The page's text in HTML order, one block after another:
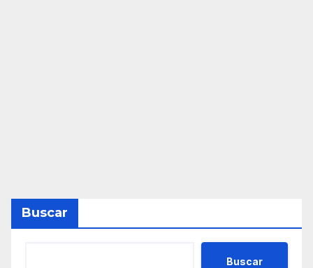
Buscar
Buscar